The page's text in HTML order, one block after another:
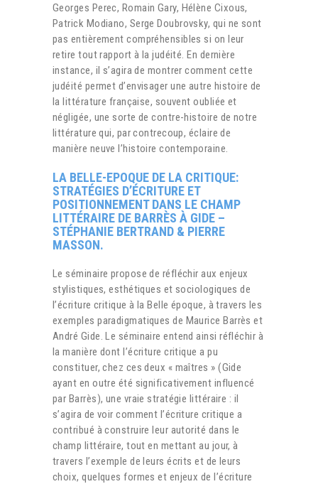
Georges Perec, Romain Gary, Hélène Cixous,
Patrick Modiano, Serge Doubrovsky, qui ne sont
pas entièrement compréhensibles si on leur
retire tout rapport à la judéité. En dernière
instance, il s’agira de montrer comment cette
judéité permet d’envisager une autre histoire de
la littérature française, souvent oubliée et
négligée, une sorte de contre-histoire de notre
littérature qui, par contrecoup, éclaire de
manière neuve l’histoire contemporaine.
LA BELLE-EPOQUE DE LA CRITIQUE:
STRATÉGIES D’ÉCRITURE ET
POSITIONNEMENT DANS LE CHAMP
LITTÉRAIRE DE BARRÈS À GIDE –
STÉPHANIE BERTRAND & PIERRE
MASSON.
Le séminaire propose de réfléchir aux enjeux
stylistiques, esthétiques et sociologiques de
l’écriture critique à la Belle époque, à travers les
exemples paradigmatiques de Maurice Barrès et
André Gide. Le séminaire entend ainsi réfléchir à
la manière dont l’écriture critique a pu
constituer, chez ces deux « maîtres » (Gide
ayant en outre été significativement influencé
par Barrès), une vraie stratégie littéraire : il
s’agira de voir comment l’écriture critique a
contribué à construire leur autorité dans le
champ littéraire, tout en mettant au jour, à
travers l’exemple de leurs écrits et de leurs
choix, quelques formes et enjeux de l’écriture